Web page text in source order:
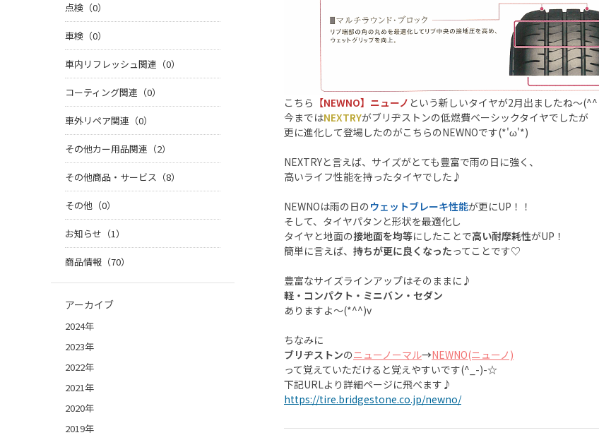
こちら 【NEWNO】ニューノ という新しいタイヤが2月出ましたね～
今まではNEXTRYがブリヂストンの低燃費ベーシックタイヤでしたが
更に進化して登場したのがこちらのNEWNOです(*'ω'*)
NEXTRYと言えば、サイズがとても豊富で雨の日に強く、
高いライフ性能を持ったタイヤでした♪
NEWNOは雨の日の ウェットブレーキ性能が更にUP！！
そして、タイヤパタンと形状を最適化し
タイヤと地面の接地面を均等にしたことで高い耐摩耗性がUP！
簡単に言えば、 持ちが更に良くなったってことです♡
豊富なサイズラインアップはそのままに♪
軽・コンパクト・ミニバン・セダン
ありますよ～(*^^)v
ちなみに
ブリヂストンのニューノーマル→NEWNO(ニューノ)
って覚えていただけると覚えやすいです(^_-)-☆
下記URLより詳細ページに飛べます♪
https://tire.bridgestone.co.jp/newno/
点検（0）
車検（0）
車内リフレッシュ関連（0）
コーティング関連（0）
車外リペア関連（0）
その他カー用品関連（2）
その他商品・サービス（8）
その他（0）
お知らせ（1）
商品情報（70）
アーカイブ
2024年
2023年
2022年
2021年
2020年
2019年